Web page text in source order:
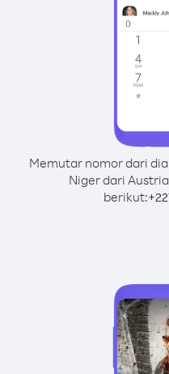
Memutar nomor dari
Niger dari
berikut:+